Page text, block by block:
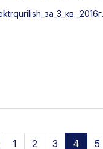
1 2 3 4 5